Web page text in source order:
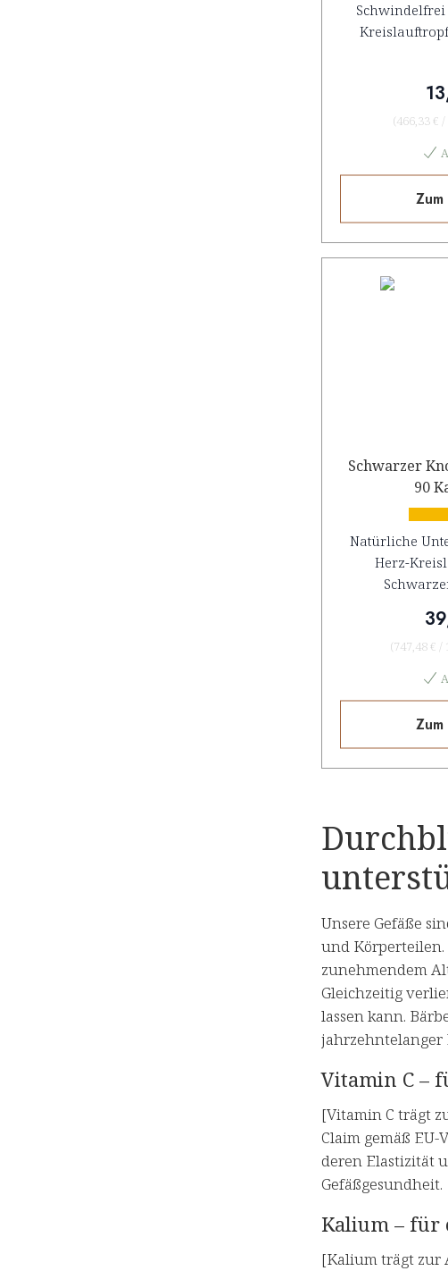
(466,33 € /
Schwarzer
90
Natürliche
Herz-
(747,48 € /
Unsere Gefäße
und Körperteilen.
zunehmendem
Gleichzeitig
lassen kann.
jahrzehntelanger
Vitamin C –
[Vitamin C trägt
Claim gemäß
deren Elastizität
Gefäßgesundheit.
Kalium – für
[Kalium trägt zur